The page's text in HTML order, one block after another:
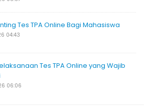
Tes TPA Online Bagi Mahasiswa
04:43
Tes TPA Online yang Wajib
06:06